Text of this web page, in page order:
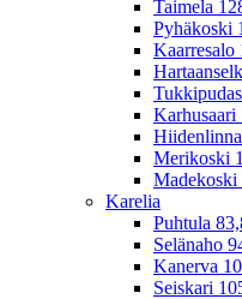
Taimela
Pyhäkoski
Kaarresalo
Karhusaari
Merikoski
Madekoski
Karelia
Puhtula
Selänaho
Kanerva
Seiskari